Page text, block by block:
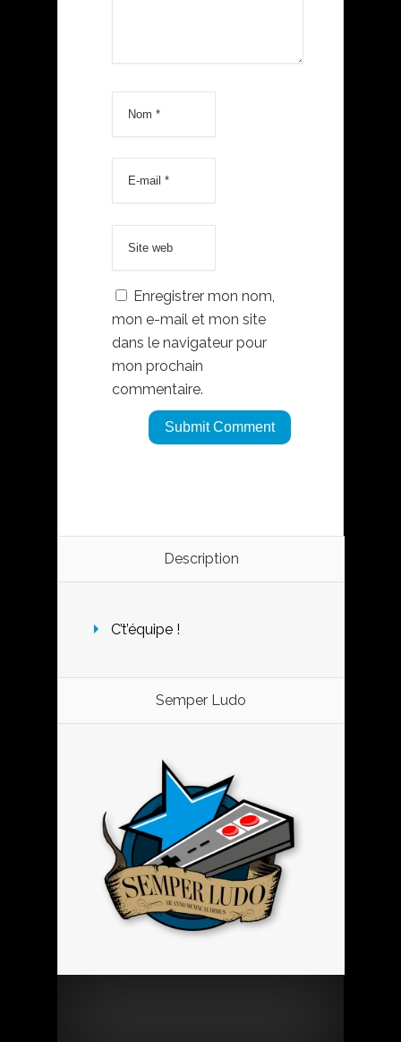
Enregistrer mon nom,
mon e-mail et mon site
dans le navigateur pour
mon prochain
commentaire.
Description
C’t’équipe !
Semper Ludo